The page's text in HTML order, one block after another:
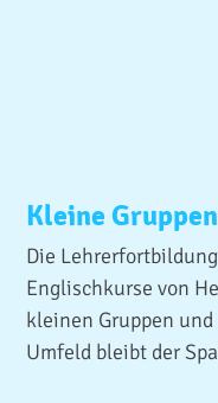
Kleine Gruppen
Die
Englischkurse von
kleinen Gruppen
Umfeld bleibt der